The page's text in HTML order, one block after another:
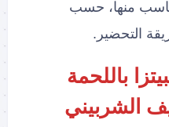
منها، حسب
التحضير.
باللحمة
الشربيني